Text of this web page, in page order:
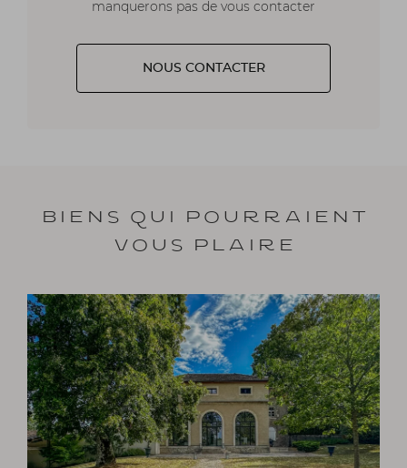
manquerons pas de vous contacter
NOUS CONTACTER
Biens qui pourraient
vous plaire